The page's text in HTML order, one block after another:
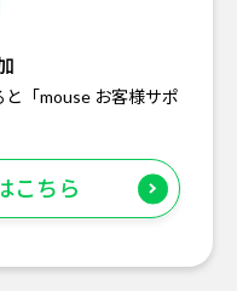
「mouse お客様サポ
こちら